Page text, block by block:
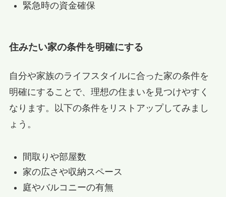
緊急時の資金確保
住みたい家の条件を明確にする
自分や家族のライフスタイルに合った家の条件を
明確にすることで、理想の住まいを見つけやすく
なります。以下の条件をリストアップしてみまし
ょう。
間取りや部屋数
家の広さや収納スペース
庭やバルコニーの有無